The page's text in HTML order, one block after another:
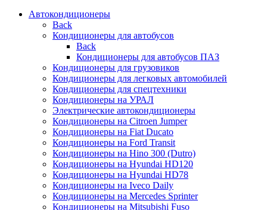
Автокондиционеры
Back
Кондиционеры для автобусов
Back
Кондиционеры для автобусов ПАЗ
Кондиционеры для грузовиков
Кондиционеры для легковых автомобилей
Кондиционеры для спецтехники
Кондиционеры на УРАЛ
Электрические автокондиционеры
Кондиционеры на Citroen Jumper
Кондиционеры на Fiat Ducato
Кондиционеры на Ford Transit
Кондиционеры на Hino 300 (Dutro)
Кондиционеры на Hyundai HD120
Кондиционеры на Hyundai HD78
Кондиционеры на Iveco Daily
Кондиционеры на Mercedes Sprinter
Кондиционеры на Mitsubishi Fuso